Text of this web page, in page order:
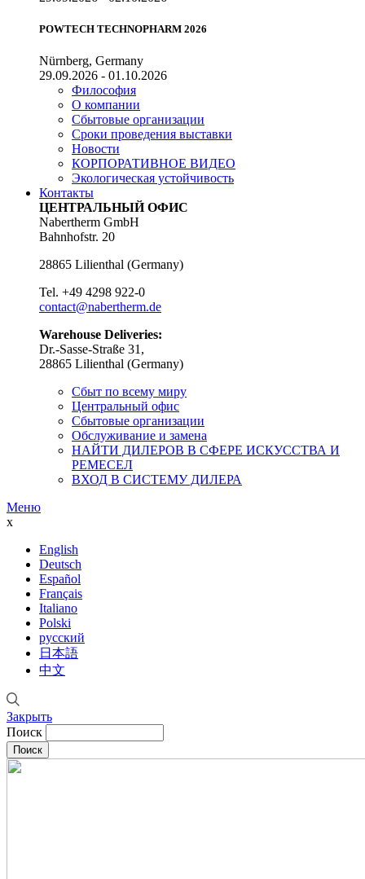
POWTECH TECHNOPHARM 2026
Nürnberg, Germany
29.09.2026 - 01.10.2026
Философия
О компании
Сбытовые организации
Сроки проведения выставки
Новости
КОРПОРАТИВНОЕ ВИДЕО
Экологическая устойчивость
Контакты
ЦЕНТРАЛЬНЫЙ ОФИС
Nabertherm GmbH
Bahnhofstr. 20
28865 Lilienthal (Germany)
Tel. +49 4298 922-0
contact@nabertherm.de
Warehouse Deliveries:
Dr.-Sasse-Straße 31,
28865 Lilienthal (Germany)
Сбыт по всему миру
Центральный офис
Сбытовые организации
Обслуживание и замена
НАЙТИ ДИЛЕРОВ В СФЕРЕ ИСКУССТВА И
РЕМЕСЕЛ
ВХОД В СИСТЕМУ ДИЛЕРА
Меню
x
English
Deutsch
Español
Français
Italiano
Polski
русский
日本語
中文
Закрыть
Поиск